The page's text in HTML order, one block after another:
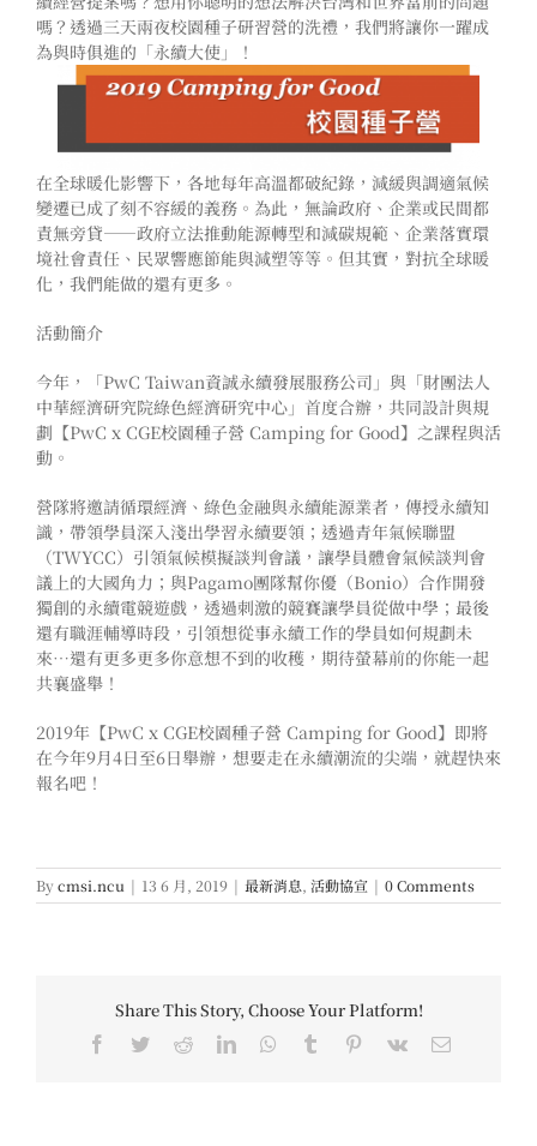
嗎？透過三天兩夜校園種子研習營的洗禮，我們將讓你一躍成
為與時俱進的「永續大使」！
在全球暖化影響下，各地每年高溫都破紀錄，減緩與調適氣候
變遷已成了刻不容緩的義務。為此，無論政府、企業或民間都
責無旁貸——政府立法推動能源轉型和減碳規範、企業落實環
境社會責任、民眾響應節能與減塑等等。但其實，對抗全球暖
化，我們能做的還有更多。
活動簡介
今年，「PwC Taiwan資誠永續發展服務公司」與「財團法人
中華經濟研究院綠色經濟研究中心」首度合辦，共同設計與規
劃【PwC x CGE校園種子營 Camping for Good】之課程與活
動。
營隊將邀請循環經濟、綠色金融與永續能源業者，傳授永續知
識，帶領學員深入淺出學習永續要領；透過青年氣候聯盟
（TWYCC）引領氣候模擬談判會議，讓學員體會氣候談判會
議上的大國角力；與Pagamo團隊幫你優（Bonio）合作開發
獨創的永續電競遊戲，透過刺激的競賽讓學員從做中學；最後
還有職涯輔導時段，引領想從事永續工作的學員如何規劃未
來…還有更多更多你意想不到的收穫，期待螢幕前的你能一起
共襄盛舉！
2019年【PwC x CGE校園種子營 Camping for Good】即將
在今年9月4日至6日舉辦，想要走在永續潮流的尖端，就趕快來
報名吧！
Bycmsi.ncu | 13 6 月, 2019 | 最新消息, 活動協宣 | 0 Comments
Share This Story, Choose Your Platform!
Facebook
TwitterRedditLinkedInWhatsApp
Tumblr Pinterest
Vk Email